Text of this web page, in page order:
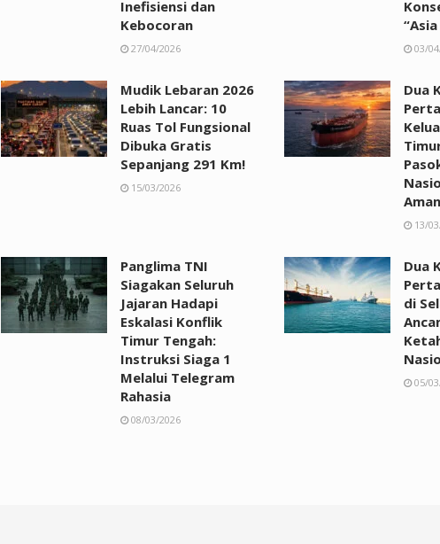
Inefisiensi dan
Kebocoran
27/04/2026 03/
Mudik Lebaran 2026
Lebih Lancar: 10
Ruas Tol Fungsional
Dibuka Gratis
Sepanjang 291 Km!
15/03/2026
Dua
Aman
13/
Panglima TNI
Siagakan Seluruh
Jajaran Hadapi
Eskalasi Konflik
Timur Tengah:
Instruksi Siaga 1
Melalui Telegram
Rahasia
08/03/2026
Dua
di
05/